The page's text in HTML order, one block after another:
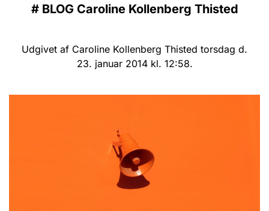
# BLOG Caroline Kollenberg Thisted
Udgivet af Caroline Kollenberg Thisted torsdag d.
23. januar 2014 kl. 12:58.